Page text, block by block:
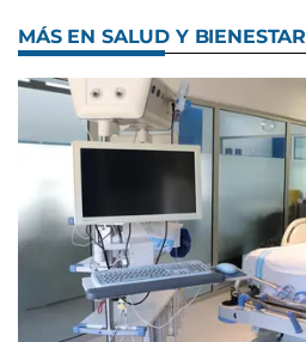
MÁS EN SALUD Y BIENESTAR